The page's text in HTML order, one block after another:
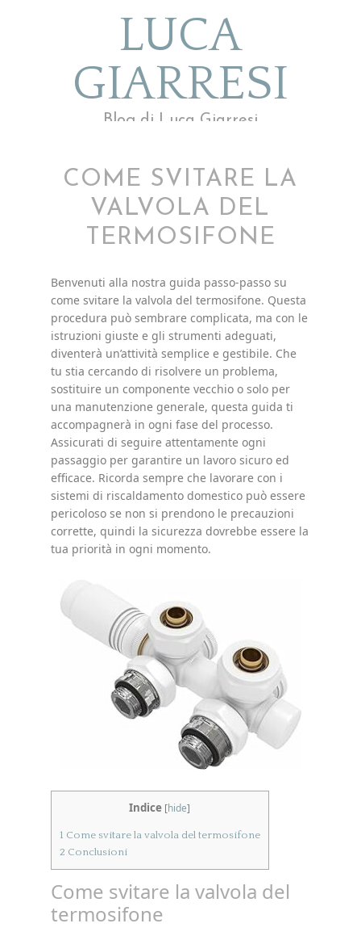
LUCA
GIARRESI
Blog di Luca Giarresi
COME SVITARE LA
VALVOLA DEL
TERMOSIFONE
Benvenuti alla nostra guida passo-passo su
come svitare la valvola del termosifone. Questa
procedura può sembrare complicata, ma con le
istruzioni giuste e gli strumenti adeguati,
diventerà un’attività semplice e gestibile. Che
tu stia cercando di risolvere un problema,
sostituire un componente vecchio o solo per
una manutenzione generale, questa guida ti
accompagnerà in ogni fase del processo.
Assicurati di seguire attentamente ogni
passaggio per garantire un lavoro sicuro ed
efficace. Ricorda sempre che lavorare con i
sistemi di riscaldamento domestico può essere
pericoloso se non si prendono le precauzioni
corrette, quindi la sicurezza dovrebbe essere la
tua priorità in ogni momento.
Indice [hide]
1 Come svitare la valvola del termosifone
2 Conclusioni
Come svitare la valvola del
termosifone